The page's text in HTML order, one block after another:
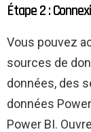
Étape 2 :
Vous pouvez
sources de
données, des
données
Power BI.